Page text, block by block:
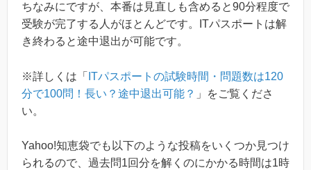
ちなみにですが、本番は見直しも含めると90分程度で
受験が完了する人がほとんどです。ITパスポートは解
き終わると途中退出が可能です。
※詳しくは「 ITパスポートの試験時間・問題数は120
分で100問！長い？途中退出可能？ 」をご覧くださ
い。
Yahoo!知恵袋でも以下のような投稿をいくつか見つけ
られるので、過去問1回分を解くのにかかる時間は1時